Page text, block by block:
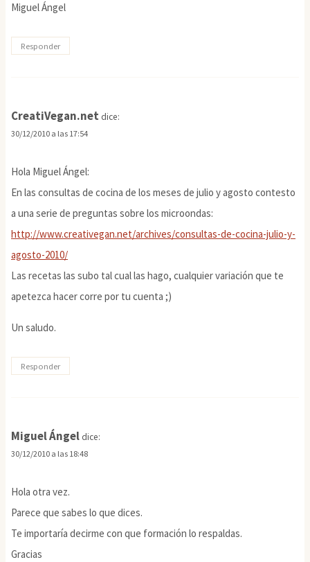
Miguel Ángel
Responder
CreatiVegan.net dice:
30/12/2010 a las 17:54
Hola Miguel Ángel:
En las consultas de cocina de los meses de julio y agosto contesto
a una serie de preguntas sobre los microondas:
http://www.creativegan.net/archives/consultas-de-cocina-julio-y-
agosto-2010/
Las recetas las subo tal cual las hago, cualquier variación que te
apetezca hacer corre por tu cuenta ;)
Un saludo.
Responder
Miguel Ángel dice:
30/12/2010 a las 18:48
Hola otra vez.
Parece que sabes lo que dices.
Te importaría decirme con que formación lo respaldas.
Gracias